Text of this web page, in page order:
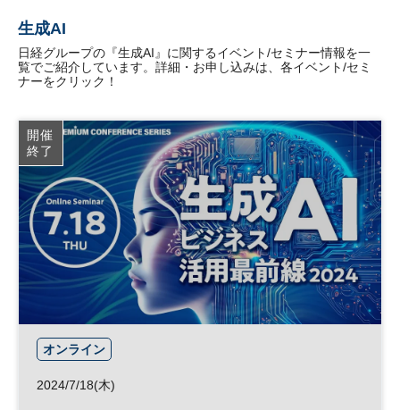
生成AI
日経グループの『生成AI』に関するイベント/セミナー情報を一
覧でご紹介しています。詳細・お申し込みは、各イベント/セミ
ナーをクリック！
開催
終了
オンライン
2024/7/18(木)